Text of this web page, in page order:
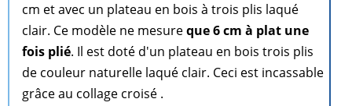
cm et avec un plateau en bois à trois plis laqué
clair. Ce modèle ne mesureque 6 cm à plat une
fois plié. Il est doté d'un plateau en bois trois plis
de couleur naturelle laqué clair. Ceci est incassable
grâce au collage croisé .